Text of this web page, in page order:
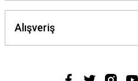
Alışveriş